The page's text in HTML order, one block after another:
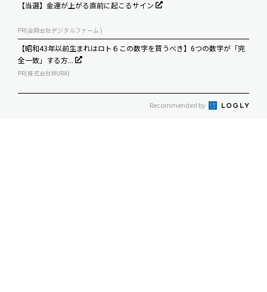
【当選】金運が上がる直前に起こるサイン
PR(合同会社デジタルファーム )
【昭和43年以前生まれはロト６この数字を買うべき】6つの数字が「完
全一致」する方...
PR(株式会社MURA)
Recommended by